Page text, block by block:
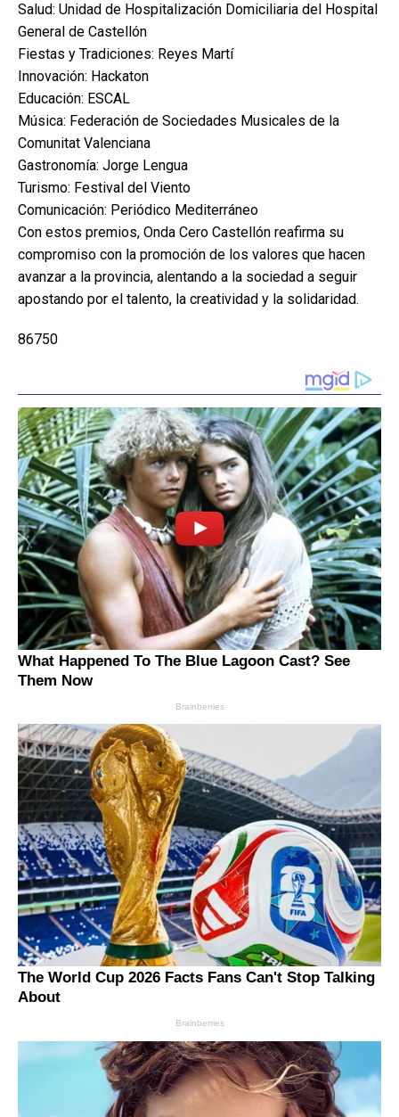
Salud: Unidad de Hospitalización Domiciliaria del Hospital
General de Castellón
Fiestas y Tradiciones: Reyes Martí
Innovación: Hackaton
Educación: ESCAL
Música: Federación de Sociedades Musicales de la
Comunitat Valenciana
Gastronomía: Jorge Lengua
Turismo: Festival del Viento
Comunicación: Periódico Mediterráneo
Con estos premios, Onda Cero Castellón reafirma su
compromiso con la promoción de los valores que hacen
avanzar a la provincia, alentando a la sociedad a seguir
apostando por el talento, la creatividad y la solidaridad.
86750